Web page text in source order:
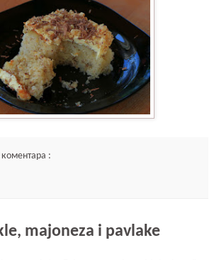
коментара :
majoneza i pavlake